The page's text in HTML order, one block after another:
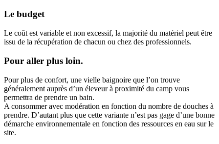
Le budget
Le coût est variable et non excessif, la majorité du matériel peut être
issu de la récupération de chacun ou chez des professionnels.
Pour aller plus loin.
Pour plus de confort, une vielle baignoire que l’on trouve
généralement auprès d’un éleveur à proximité du camp vous
permettra de prendre un bain.
A consommer avec modération en fonction du nombre de douches à
prendre. D’autant plus que cette variante n’est pas gage d’une bonne
démarche environnementale en fonction des ressources en eau sur le
site.